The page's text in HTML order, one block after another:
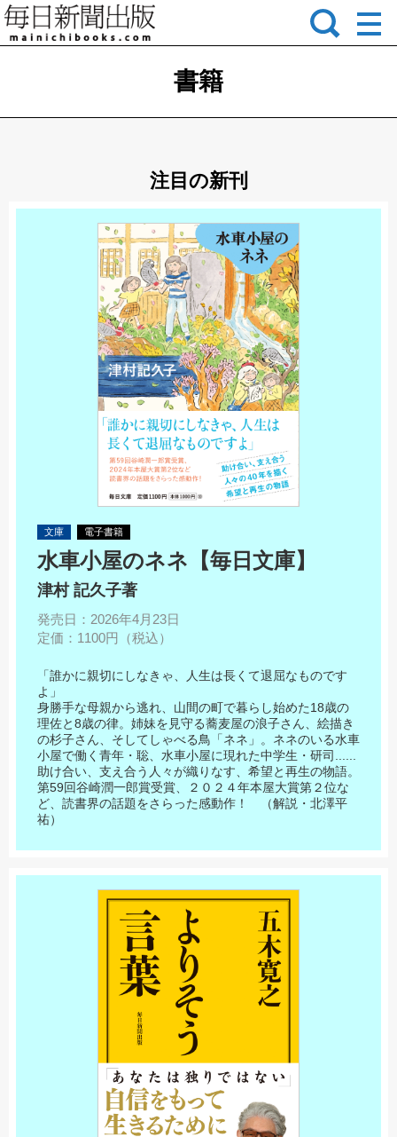
書籍
注目の新刊
文庫 電子書籍
水車小屋のネネ【毎日文庫】
津村 記久子著
発売日：2026年4月23日
定価：1100円（税込）
「誰かに親切にしなきゃ、人生は長くて退屈なものです
よ」
身勝手な母親から逃れ、山間の町で暮らし始めた18歳の
理佐と8歳の律。姉妹を見守る蕎麦屋の浪子さん、絵描き
の杉子さん、そしてしゃべる鳥「ネネ」。ネネのいる水車
小屋で働く青年・聡、水車小屋に現れた中学生・研司......
助け合い、支え合う人々が織りなす、希望と再生の物語。
第59回谷崎潤一郎賞受賞、２０２４年本屋大賞第２位な
ど、読書界の話題をさらった感動作！ （解説・北澤平
祐）